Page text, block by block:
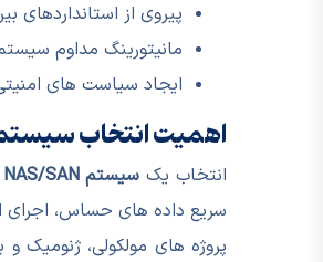
پیروی از استانداردهای
مانیتورینگ مداوم
ایجاد سیاست های
اهمیت انتخاب
انتخاب یک سیستم NAS/SAN با کیفیت و استاندارد
سریع داده های حساس، اجرای
پروژه های مولکولی، ژنومیک